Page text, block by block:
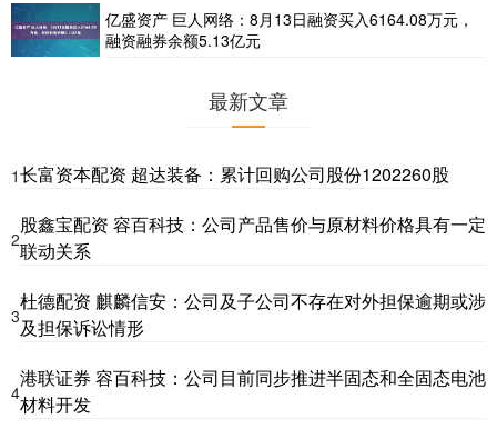
亿盛资产 巨人网络：8月13日融资买入6164.08万元，
融资融券余额5.13亿元
最新文章
1长富资本配资 超达装备：累计回购公司股份1202260股
2
股鑫宝配资 容百科技：公司产品售价与原材料价格具有一定
联动关系
3
杜德配资 麒麟信安：公司及子公司不存在对外担保逾期或涉
及担保诉讼情形
4
港联证券 容百科技：公司目前同步推进半固态和全固态电池
材料开发